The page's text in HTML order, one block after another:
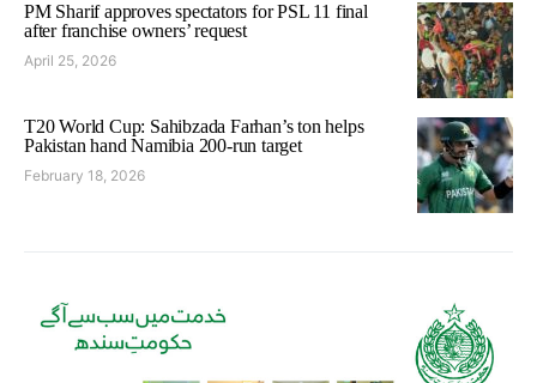
PM Sharif approves spectators for PSL 11 final
after franchise owners’ request
April 25, 2026
T20 World Cup: Sahibzada Farhan’s ton helps
Pakistan hand Namibia 200-run target
February 18, 2026